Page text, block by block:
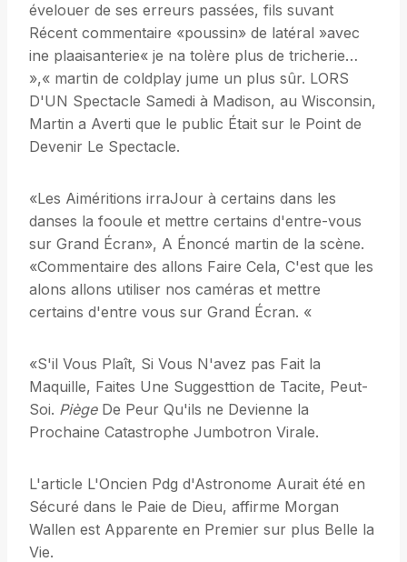
évelouer de ses erreurs passées, fils suvant
Récent commentaire «poussin» de latéral »avec
ine plaaisanterie« je na tolère plus de tricherie…
»,« martin de coldplay jume un plus sûr. LORS
D'UN Spectacle Samedi à Madison, au Wisconsin,
Martin a Averti que le public Était sur le Point de
Devenir Le Spectacle.
«Les Aiméritions irraJour à certains dans les
danses la fooule et mettre certains d'entre-vous
sur Grand Écran», A Énoncé martin de la scène.
«Commentaire des allons Faire Cela, C'est que les
alons allons utiliser nos caméras et mettre
certains d'entre vous sur Grand Écran. «
«S'il Vous Plaît, Si Vous N'avez pas Fait la
Maquille, Faites Une Suggesttion de Tacite, Peut-
Soi. PiègeDe Peur Qu'ils ne Devienne la
Prochaine Catastrophe Jumbotron Virale.
L'article L'Oncien Pdg d'Astronome Aurait été en
Sécuré dans le Paie de Dieu, affirme Morgan
Wallen est Apparente en Premier sur plus Belle la
Vie.